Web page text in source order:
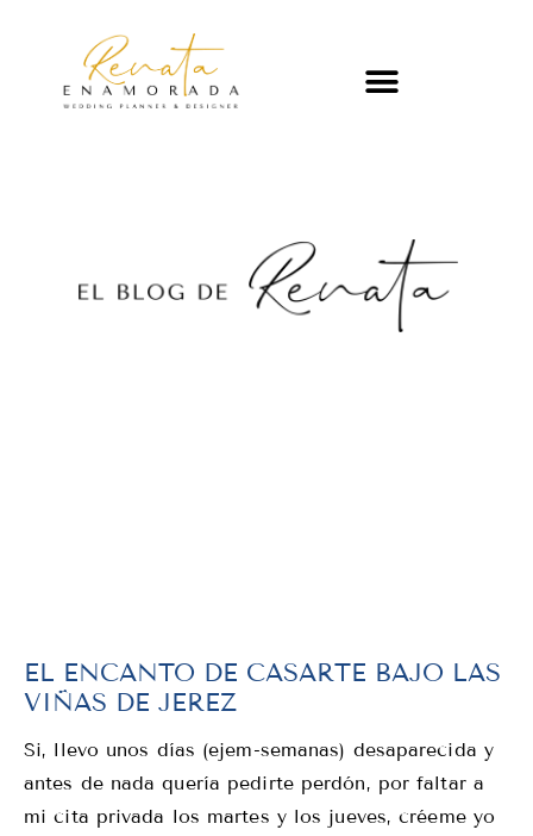
EL ENCANTO DE CASARTE BAJO LAS
VIÑAS DE JEREZ
Si, llevo unos días (ejem-semanas) desaparecida y
antes de nada quería pedirte perdón, por faltar a
mi cita privada los martes y los jueves, créeme yo